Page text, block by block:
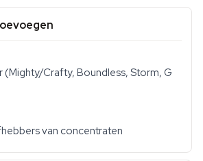
(Mighty/Crafty, Boundless, Storm, G
van concentraten